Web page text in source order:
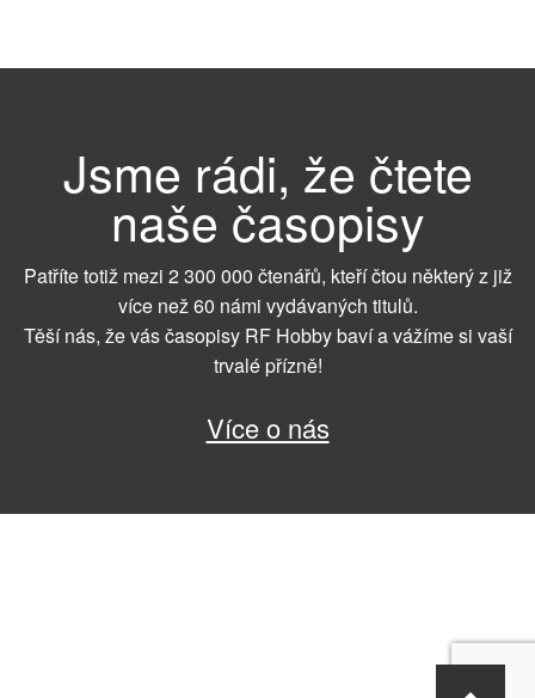
Jsme rádi, že čtete
naše časopisy
Patříte totiž mezi 2 300 000 čtenářů, kteří čtou některý z již
více než 60 námi vydávaných titulů.
Těší nás, že vás časopisy RF Hobby baví a vážíme si vaší
trvalé přízně!
Více o nás